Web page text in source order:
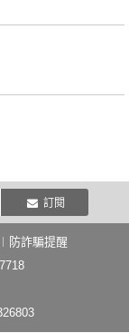
訂閱
防詐騙提醒